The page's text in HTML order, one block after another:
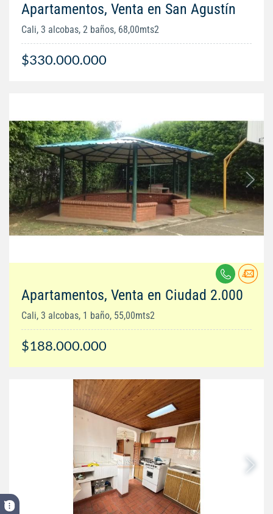
Apartamentos, Venta en San Agustín
Cali, 3 alcobas, 2 baños, 68,00mts2
$330.000.000
Apartamentos, Venta en Ciudad 2.000
Cali, 3 alcobas, 1 baño, 55,00mts2
$188.000.000